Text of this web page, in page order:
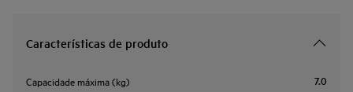
Características de produto
Capacidade máxima (kg) 7.0